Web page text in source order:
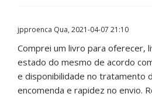
jpproenca Qua, 2021-04-07 21:10
Comprei um livro para oferecer,
estado do mesmo de acordo
e disponibilidade no tratamento
encomenda e rapidez no envio.